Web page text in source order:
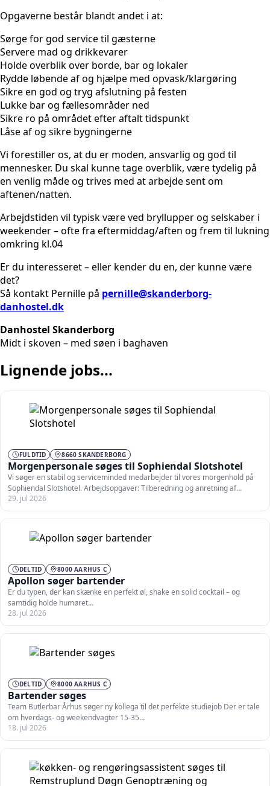
Opgaverne består blandt andet i at:
Sørge for god service til gæsterne
Servere mad og drikkevarer
Holde overblik over borde, bar og lokaler
Rydde løbende af og hjælpe med opvask/klargøring
Sikre en god og tryg afslutning på festen
Lukke bar og fællesområder ned
Sikre ro på området efter aftalt tidspunkt
Låse af og sikre bygningerne
Vi forestiller os, at du er moden, ansvarlig og god til
mennesker. Du skal kunne tage overblik, være tydelig på
en venlig måde og trives med at arbejde sent om
aftenen/natten.
Arbejdstiden vil typisk være ved bryllupper og selskaber i
weekender – ofte fra eftermiddag/aften og frem til lukning
omkring kl.04
Er du interesseret – eller kender du en, der kunne være
det?
Så kontakt Pernille på pernille@skanderborg-
danhostel.dk
Danhostel Skanderborg
Midt i skoven – med søen i baghaven
Lignende jobs...
FULDTID 8660 SKANDERBORG
Morgenpersonale søges til Sophiendal Slotshotel
Vi søger en stabil og serviceminded medarbejder til vores morgenhold på
Sophiendal Slotshotel. Arbejdsopgaver: Tilberedning og anretning af…
29. jul 2026
DELTID 8000 AARHUS C
Apollon søger bartender
Er du typen, der kan skænke en perfekt øl, shake en solid cocktail – og
samtidig holde humøret…
28. jul 2026
DELTID 8000 AARHUS C
Bartender søges
Team Butlerbar Århus søger ny kollega til det perfekte studiejob Der er tale
om hverdags- og weekendvagter 15-35…
18. jul 2026